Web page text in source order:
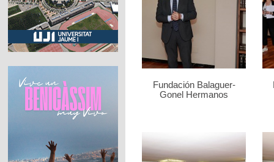
Fundación Balaguer-
Gonel Hermanos